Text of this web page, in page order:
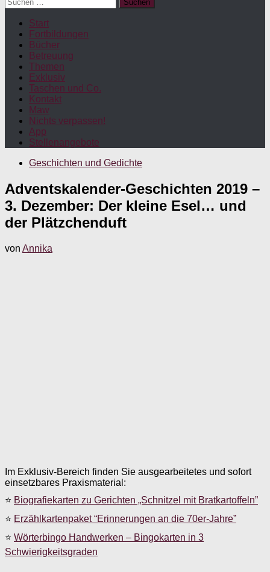
nach:
Start
Fortbildungen
Bücher
Betreuung
Themen
Exklusiv
Taschen und Co.
Kontakt
Maw
Nichts verpassen!
App
Stellenangebote
Geschichten und Gedichte
Adventskalender-Geschichten 2019 –
3. Dezember: Der kleine Esel… und
der Plätzchenduft
von Annika
Im Exklusiv-Bereich finden Sie ausgearbeitetes und sofort
einsetzbares Praxismaterial:
⭐ Biografiekarten zu Gerichten „Schnitzel mit Bratkartoffeln”
⭐ Erzählkartenpaket “Erinnerungen an die 70er-Jahre”
⭐ Wörterbingo Handwerken – Bingokarten in 3
Schwierigkeitsgraden